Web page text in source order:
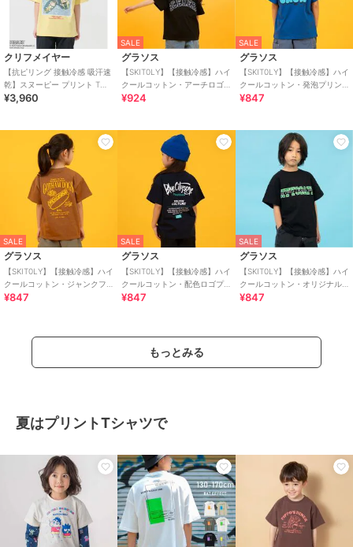
クリフメイヤー
【抗ピリング 接触冷感 吸汗速
乾】スヌーピー プリント Tシ
ャツ サーフ 120cm～170cm
¥3,960
SALE
グラソス
【SKIT0LY】【接触冷感】ハイ
クールコットン・アーチロゴ
アップリケ刺しゅう半袖Tシャ
¥924
SALE
グラソス
【SKIT0LY】【接触冷感】ハイ
クールコットン・発泡プリン
ト半袖Tシャツ
¥847
SALE
グラソス
【SKIT0LY】【接触冷感】ハイ
クールコットン・ジャンクフ
ードプリント半袖Tシャツ
¥847
SALE
グラソス
【SKIT0LY】【接触冷感】ハイ
クールコットン・配色ロゴプ
リント半袖Tシャツ
¥847
SALE
グラソス
【SKIT0LY】【接触冷感】ハイ
クールコットン・オリジナル
フロントプリント半袖Tシャツ
¥847
もっとみる
夏はプリントTシャツで